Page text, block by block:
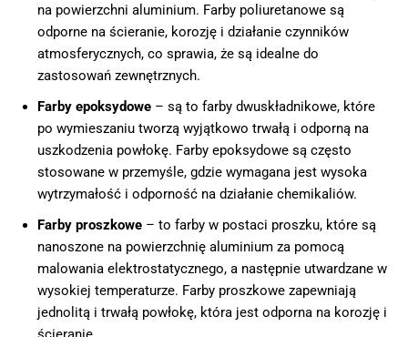
na powierzchni aluminium. Farby poliuretanowe są
odporne na ścieranie, korozję i działanie czynników
atmosferycznych, co sprawia, że są idealne do
zastosowań zewnętrznych.
Farby epoksydowe – są to farby dwuskładnikowe, które
po wymieszaniu tworzą wyjątkowo trwałą i odporną na
uszkodzenia powłokę. Farby epoksydowe są często
stosowane w przemyśle, gdzie wymagana jest wysoka
wytrzymałość i odporność na działanie chemikaliów.
Farby proszkowe – to farby w postaci proszku, które są
nanoszone na powierzchnię aluminium za pomocą
malowania elektrostatycznego, a następnie utwardzane w
wysokiej temperaturze. Farby proszkowe zapewniają
jednolitą i trwałą powłokę, która jest odporna na korozję i